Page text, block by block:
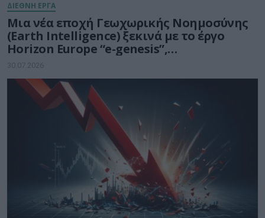
ΔΙΕΘΝΗ ΕΡΓΑ
Μια νέα εποχή Γεωχωρικής Νοημοσύνης
(Earth Intelligence) ξεκινά με το έργο
Horizon Europe “e-genesis”,
προϋπολογισμού 7,5 εκατ. ευρώ
30.07.2026